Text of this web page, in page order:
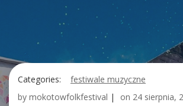
Categories:
festiwale muzyczne
by mokotowfolkfestival | on 24 sierpnia,